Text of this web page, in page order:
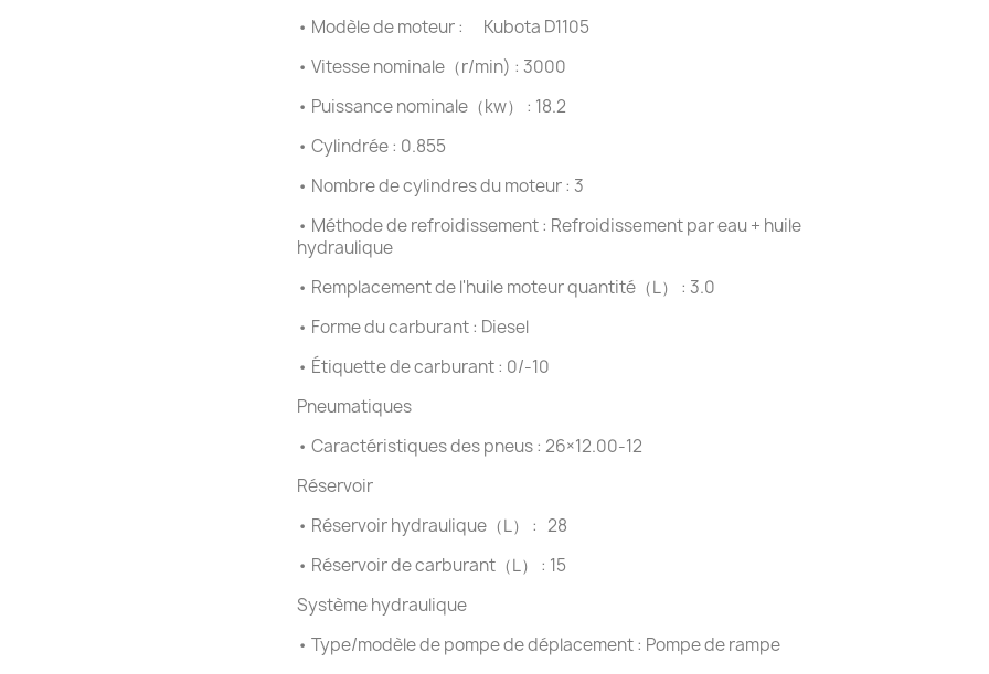
• Modèle de moteur : Kubota D1105
• Vitesse nominale（r/min) : 3000
• Puissance nominale（kw） : 18.2
• Cylindrée : 0.855
• Nombre de cylindres du moteur : 3
• Méthode de refroidissement : Refroidissement par eau + huile
hydraulique
• Remplacement de l'huile moteur quantité（L） : 3.0
• Forme du carburant : Diesel
• Étiquette de carburant : 0/-10
Pneumatiques
• Caractéristiques des pneus : 26×12.00-12
Réservoir
• Réservoir hydraulique（L） : 28
• Réservoir de carburant（L） : 15
Système hydraulique
• Type/modèle de pompe de déplacement : Pompe de rampe